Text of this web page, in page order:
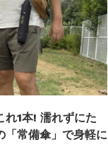
れ1本! 濡れずにた
「常備傘」で身軽に